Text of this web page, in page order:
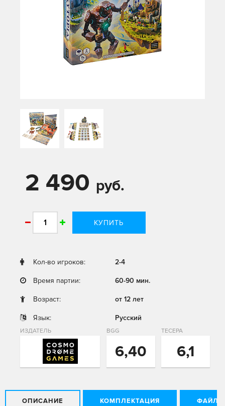
2 490 руб.
КУПИТЬ
Кол-во игроков: 2-4
Время партии: 60-90 мин.
Возраст: от 12 лет
Язык: Русский
ИЗДАТЕЛЬ BGG
6,40
ТЕСЕРА
6,1
ОПИСАНИЕ КОМПЛЕКТАЦИЯ ФАЙЛЫ